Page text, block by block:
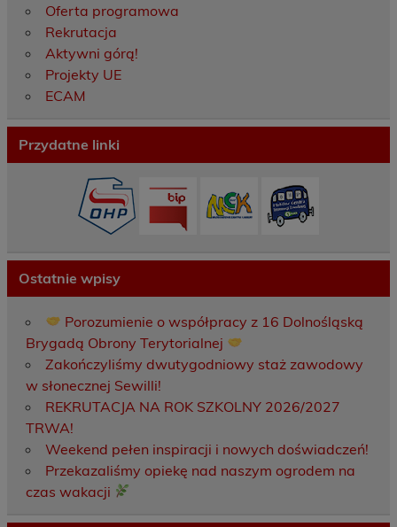
Oferta programowa
Rekrutacja
Aktywni górą!
Projekty UE
ECAM
Przydatne linki
Ostatnie wpisy
Porozumienie o współpracy z 16 Dolnośląską
Brygadą Obrony Terytorialnej
Zakończyliśmy dwutygodniowy staż zawodowy
w słonecznej Sewilli!
REKRUTACJA NA ROK SZKOLNY 2026/2027
TRWA!
Weekend pełen inspiracji i nowych doświadczeń!
Przekazaliśmy opiekę nad naszym ogrodem na
czas wakacji